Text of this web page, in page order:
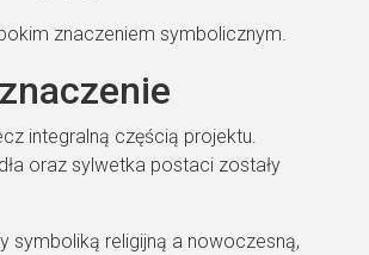
znaczeniem symbolicznym.
integralną częścią projektu.
oraz sylwetka postaci zostały
symboliką religijną a nowoczesną,